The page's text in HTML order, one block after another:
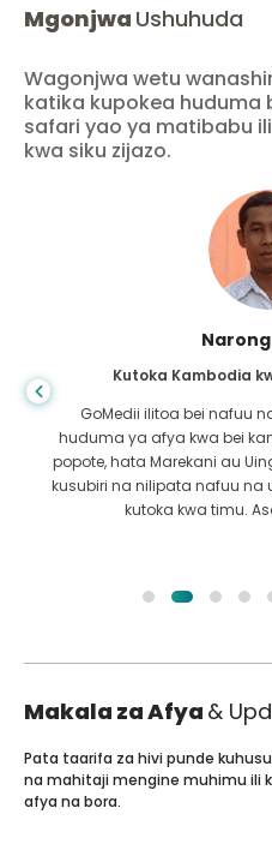
Mgonjwa Ushuhuda
Wagonjwa wetu
katika kupokea huduma
safari yao ya matibabu
kwa siku zijazo.
Kutoka Bangladesh
Nimemshukuru
ambao walinisaidia
Bangladesh hadi India
katika kuchagua GoMedii.
huweka
Makala za Afya &
Pata taarifa za hivi punde
na mahitaji mengine muhimu ili
afya na bora.